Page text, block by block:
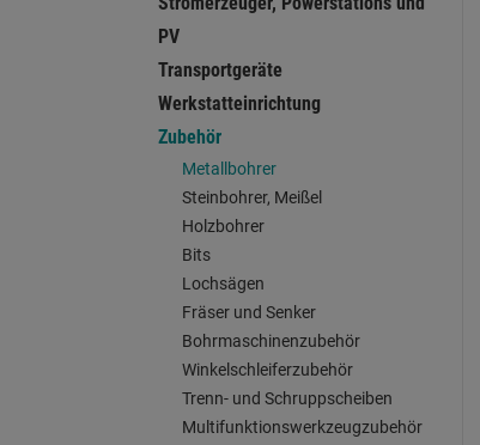
PV
Transportgeräte
Werkstatteinrichtung
Zubehör
Metallbohrer
Steinbohrer, Meißel
Holzbohrer
Bits
Lochsägen
Fräser und Senker
Bohrmaschinenzubehör
Winkelschleiferzubehör
Trenn- und Schruppscheiben
Multifunktionswerkzeugzubehör